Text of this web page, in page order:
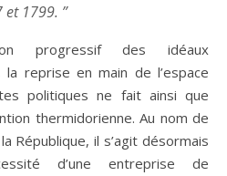
1799. ”
progressif des idéaux
reprise en main de l’espace
politiques ne fait ainsi que
thermidorienne. Au nom de
République, il s’agit désormais
d’une entreprise de